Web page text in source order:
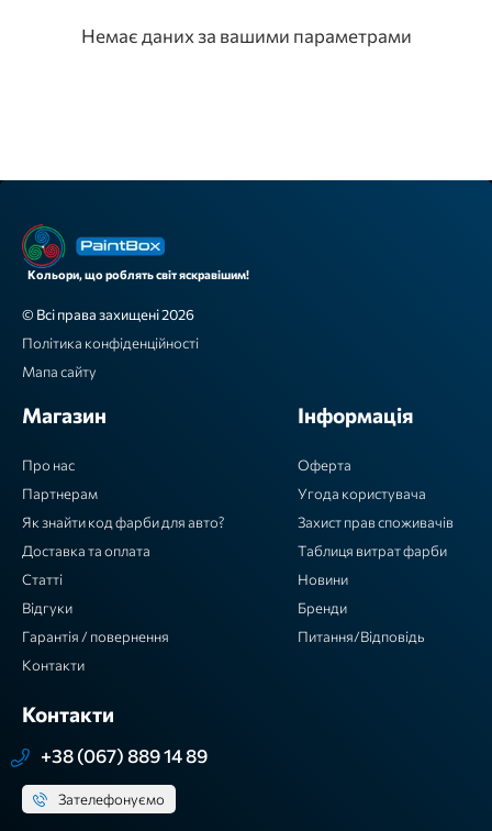
Немає даних за вашими параметрами
Кольори, що роблять світ яскравішим!
© Всі права захищені 2026
Політика конфіденційності
Мапа сайту
Магазин
Про нас
Партнерам
Як знайти код фарби для авто?
Доставка та оплата
Статті
Відгуки
Гарантія / повернення
Контакти
Інформація
Оферта
Угода користувача
Захист прав споживачів
Таблиця витрат фарби
Новини
Бренди
Питання/Відповідь
Контакти
+38 (067) 889 14 89
Зателефонуємо